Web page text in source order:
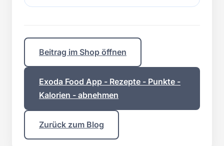
Beitrag im Shop öffnen
Exoda Food App - Rezepte - Punkte -
Kalorien - abnehmen
Zurück zum Blog